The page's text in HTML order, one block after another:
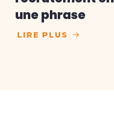
une phrase
LIRE PLUS